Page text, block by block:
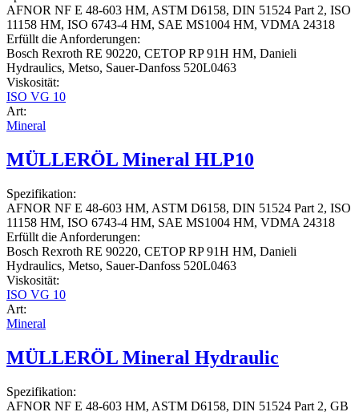
AFNOR NF E 48-603 HM, ASTM D6158, DIN 51524 Part 2, ISO
11158 HM, ISO 6743-4 HM, SAE MS1004 HM, VDMA 24318
Erfüllt die Anforderungen:
Bosch Rexroth RE 90220, CETOP RP 91H HM, Danieli
Hydraulics, Metso, Sauer-Danfoss 520L0463
Viskosität:
ISO VG 10
Art:
Mineral
MÜLLERÖL Mineral HLP10
Spezifikation:
AFNOR NF E 48-603 HM, ASTM D6158, DIN 51524 Part 2, ISO
11158 HM, ISO 6743-4 HM, SAE MS1004 HM, VDMA 24318
Erfüllt die Anforderungen:
Bosch Rexroth RE 90220, CETOP RP 91H HM, Danieli
Hydraulics, Metso, Sauer-Danfoss 520L0463
Viskosität:
ISO VG 10
Art:
Mineral
MÜLLERÖL Mineral Hydraulic
Spezifikation:
AFNOR NF E 48-603 HM, ASTM D6158, DIN 51524 Part 2, GB